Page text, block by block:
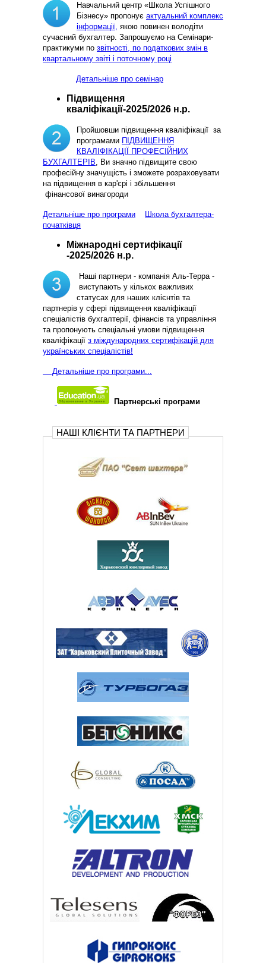
Навчальний центр «Школа Успішного
Бізнесу» пропонує актуальний комплекс
інформації, якою повинен володіти
сучасний бухгалтер. Запрошуємо на Семінари-
практикуми по звітності, по податкових змін в
квартальному звіті і поточному році
Детальніше про семінар
Підвищення
кваліфікації-2025/2026 н.р.
Пройшовши підвищення кваліфікації за
програмами ПІДВИЩЕННЯ
КВАЛІФІКАЦІЇ ПРОФЕСІЙНИХ
БУХГАЛТЕРІВ, Ви значно підвищите свою
професійну значущість і зможете розраховувати
на підвищення в кар'єрі і збільшення
фінансової винагороди
Детальніше про програми
Школа бухгалтера-
початківця
Міжнародні сертифікації
-2025/2026 н.р.
Наші партнери - компанія Аль-Терра -
виступають у кількох важливих
статусах для наших клієнтів та
партнерів у сфері підвищення кваліфікації
спеціалістів бухгалтерії, фінансів та управління
та пропонують спеціальні умови підвищення
кваліфікації з міждународних сертифікацій для
українських спеціалістів!
Детальніше про програми...
Партнерські програми
НАШІ КЛІЄНТИ ТА ПАРТНЕРИ